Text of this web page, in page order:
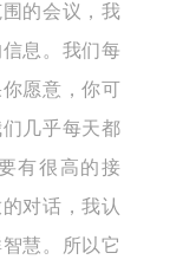
的会议，我
息。我们每
愿意，你可
几乎每天都
有很高的接
对话，我认
慧。所以它